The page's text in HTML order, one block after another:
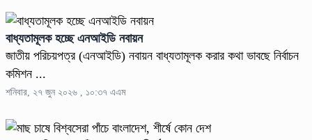
বাধ্যতামূলক হচ্ছে এনআইডি নবায়ন
জাতীয় পরিচয়পত্র (এনআইডি) নবায়ন বাধ্যতামূলক করার কথা ভাবছে নির্বাচন
কমিশন ...
শনিবার, ২৭ জুন ২০২৬ , ১০:৩৭ এএম